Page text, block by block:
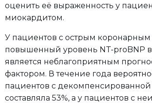
оценить её выраженность у
миокардитом.
У пациентов с острым
повышенный уровень NT-proBNP
является неблагоприятным
фактором. В течение года
пациентов с
составляла 53%, а у пациентов с